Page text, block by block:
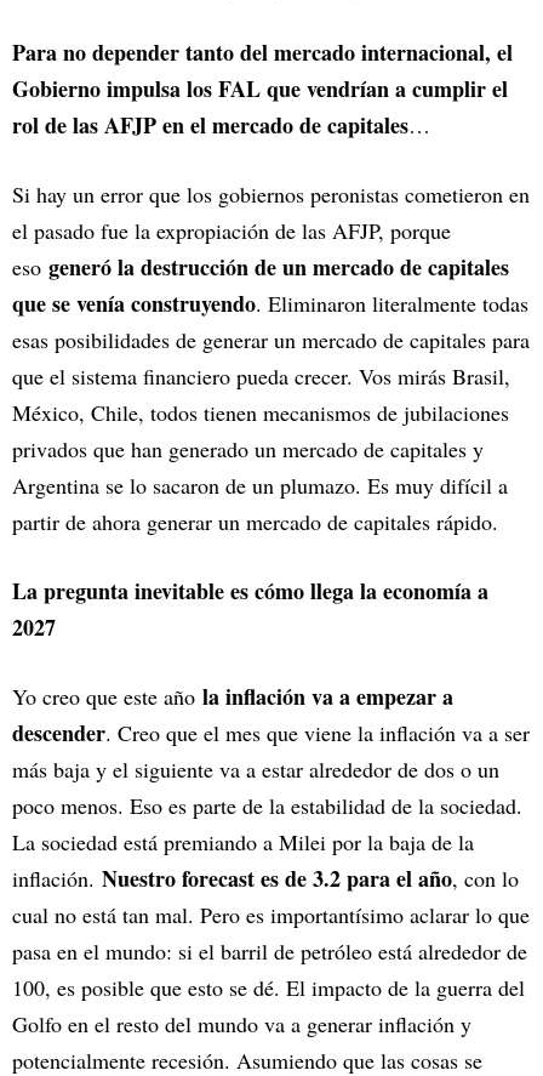
Para no depender tanto del mercado internacional, el
Gobierno impulsa los FAL que vendrían a cumplir el
rol de las AFJP en el mercado de capitales…
Si hay un error que los gobiernos peronistas cometieron en
el pasado fue la expropiación de las AFJP, porque
eso generó la destrucción de un mercado de capitales
que se venía construyendo. Eliminaron literalmente todas
esas posibilidades de generar un mercado de capitales para
que el sistema financiero pueda crecer. Vos mirás Brasil,
México, Chile, todos tienen mecanismos de jubilaciones
privados que han generado un mercado de capitales y
Argentina se lo sacaron de un plumazo. Es muy difícil a
partir de ahora generar un mercado de capitales rápido.
La pregunta inevitable es cómo llega la economía a
2027
Yo creo que este año la inflación va a empezar a
descender. Creo que el mes que viene la inflación va a ser
más baja y el siguiente va a estar alrededor de dos o un
poco menos. Eso es parte de la estabilidad de la sociedad.
La sociedad está premiando a Milei por la baja de la
inflación. Nuestro forecast es de 3.2 para el año, con lo
cual no está tan mal. Pero es importantísimo aclarar lo que
pasa en el mundo: si el barril de petróleo está alrededor de
100, es posible que esto se dé. El impacto de la guerra del
Golfo en el resto del mundo va a generar inflación y
potencialmente recesión. Asumiendo que las cosas se